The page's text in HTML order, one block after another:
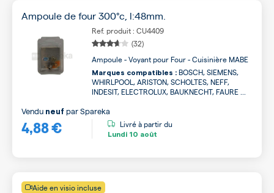
Ampoule de four 300°c, l:48mm.
Ref. produit : CU4409
(32)
Ampoule - Voyant pour Four - Cuisinière MABE
Marques compatibles : BOSCH, SIEMENS,
WHIRLPOOL, ARISTON, SCHOLTES, NEFF,
INDESIT, ELECTROLUX, BAUKNECHT, FAURE ...
4,88 €
Vendu neuf parSpareka
Livré à partir du
Lundi 10 août
Aide en visio incluse